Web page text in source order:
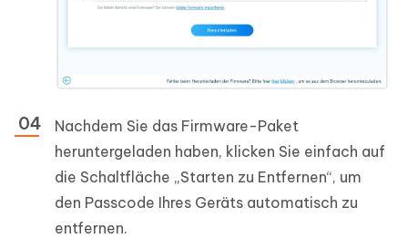
Nachdem Sie das Firmware-Paket
heruntergeladen haben, klicken Sie einfach auf
die Schaltfläche „Starten zu Entfernen“, um
den Passcode Ihres Geräts automatisch zu
entfernen.